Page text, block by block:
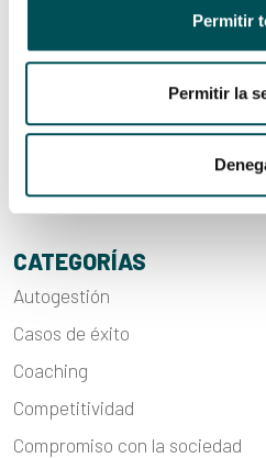
Permitir
Permitir la
comunicación y aprovechar las
Ner Group se convertirá en
distrofias hereditarias de retina
Walter Pack, premio
CATEGORÍAS
Autogestión
Casos de éxito
Coaching
Competitividad
Compromiso con la sociedad